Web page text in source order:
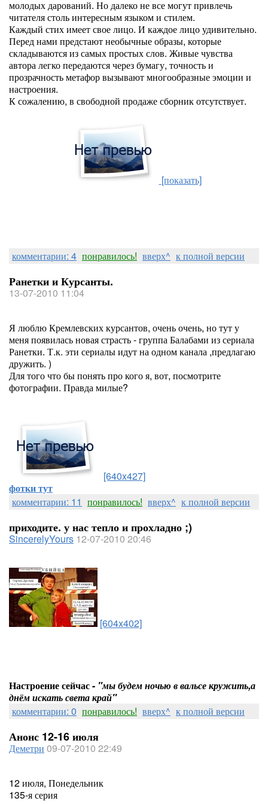
молодых дарований. Но далеко не все могут привлечь
читателя столь интересным языком и стилем.
Каждый стих имеет свое лицо. И каждое лицо удивительно.
Перед нами предстают необычные образы, которые
складываются из самых простых слов. Живые чувства
автора легко передаются через бумагу, точность и
прозрачность метафор вызывают многообразные эмоции и
настроения.
К сожалению, в свободной продаже сборник отсутствует.
[показать]
комментарии: 4 понравилось! вверх^ к полной версии
Ранетки и Курсанты.
13-07-2010 11:04
Я люблю Кремлевских курсантов, очень очень, но тут у
меня появилась новая страсть - группа Балабами из сериала
Ранетки. Т.к. эти сериалы идут на одном канала ,предлагаю
дружить. )
Для того что бы понять про кого я, вот, посмотрите
фотографии. Правда милые?
[640x427]
фотки тут
комментарии: 11 понравилось! вверх^ к полной версии
приходите. у нас тепло и прохладно ;)
SincerelyYours 12-07-2010 20:46
[604x402]
Настроение сейчас - "мы будем ночью в вальсе кружить,а
днём искать света край"
комментарии: 0 понравилось! вверх^ к полной версии
Анонс 12-16 июля
Деметри 09-07-2010 22:49
12 июля, Понедельник
135-я серия